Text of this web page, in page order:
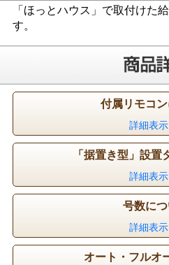
「ほっとハウス」で取付けた
す。
付属リモコ
詳細表示
「据置き型」設置
詳細表示
号数に
詳細表示
オート・フルオ